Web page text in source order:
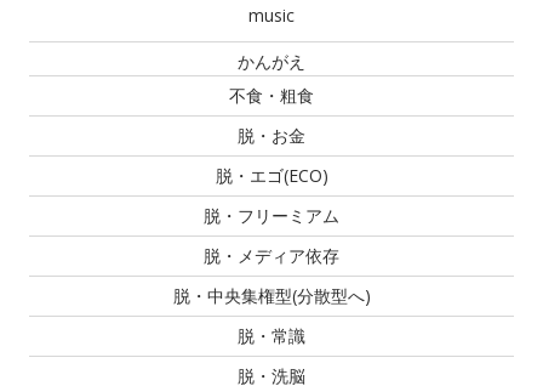
music
かんがえ
不食・粗食
脱・お金
脱・エゴ(ECO)
脱・フリーミアム
脱・メディア依存
脱・中央集権型(分散型へ)
脱・常識
脱・洗脳